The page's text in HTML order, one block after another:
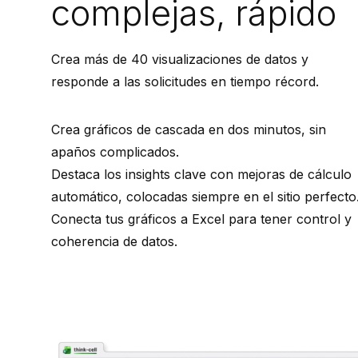
complejas, rápido
Crea más de 40 visualizaciones de datos y
responde a las solicitudes en tiempo récord.
Crea gráficos de cascada en dos minutos, sin
apaños complicados.
Destaca los insights clave con mejoras de cálculo
automático, colocadas siempre en el sitio
Conecta tus gráficos a Excel para tener control y
coherencia de datos.